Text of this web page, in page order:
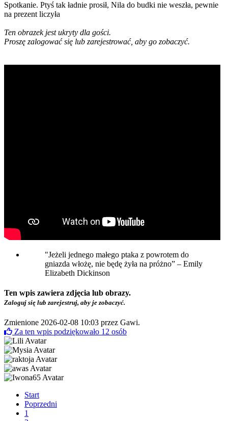
Spotkanie. Ptyś tak ładnie prosił, Nila do budki nie weszła, pewnie
na prezent liczyła
Ten obrazek jest ukryty dla gości.
Proszę zalogować się lub zarejestrować, aby go zobaczyć.
"Jeżeli jednego małego ptaka z powrotem do
gniazda włożę, nie będę żyła na próżno” – Emily
Elizabeth Dickinson
Ten wpis zawiera zdjęcia lub obrazy.
Zaloguj się lub zarejestruj, aby je zobaczyć.
Zmienione 2026-02-08 10:03 przez Gawi.
Za ten wpis podziękowało 12 osób
Start
Poprzedni
1